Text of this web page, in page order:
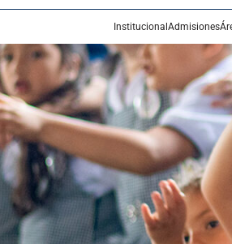
InstitucionalAdmisiones